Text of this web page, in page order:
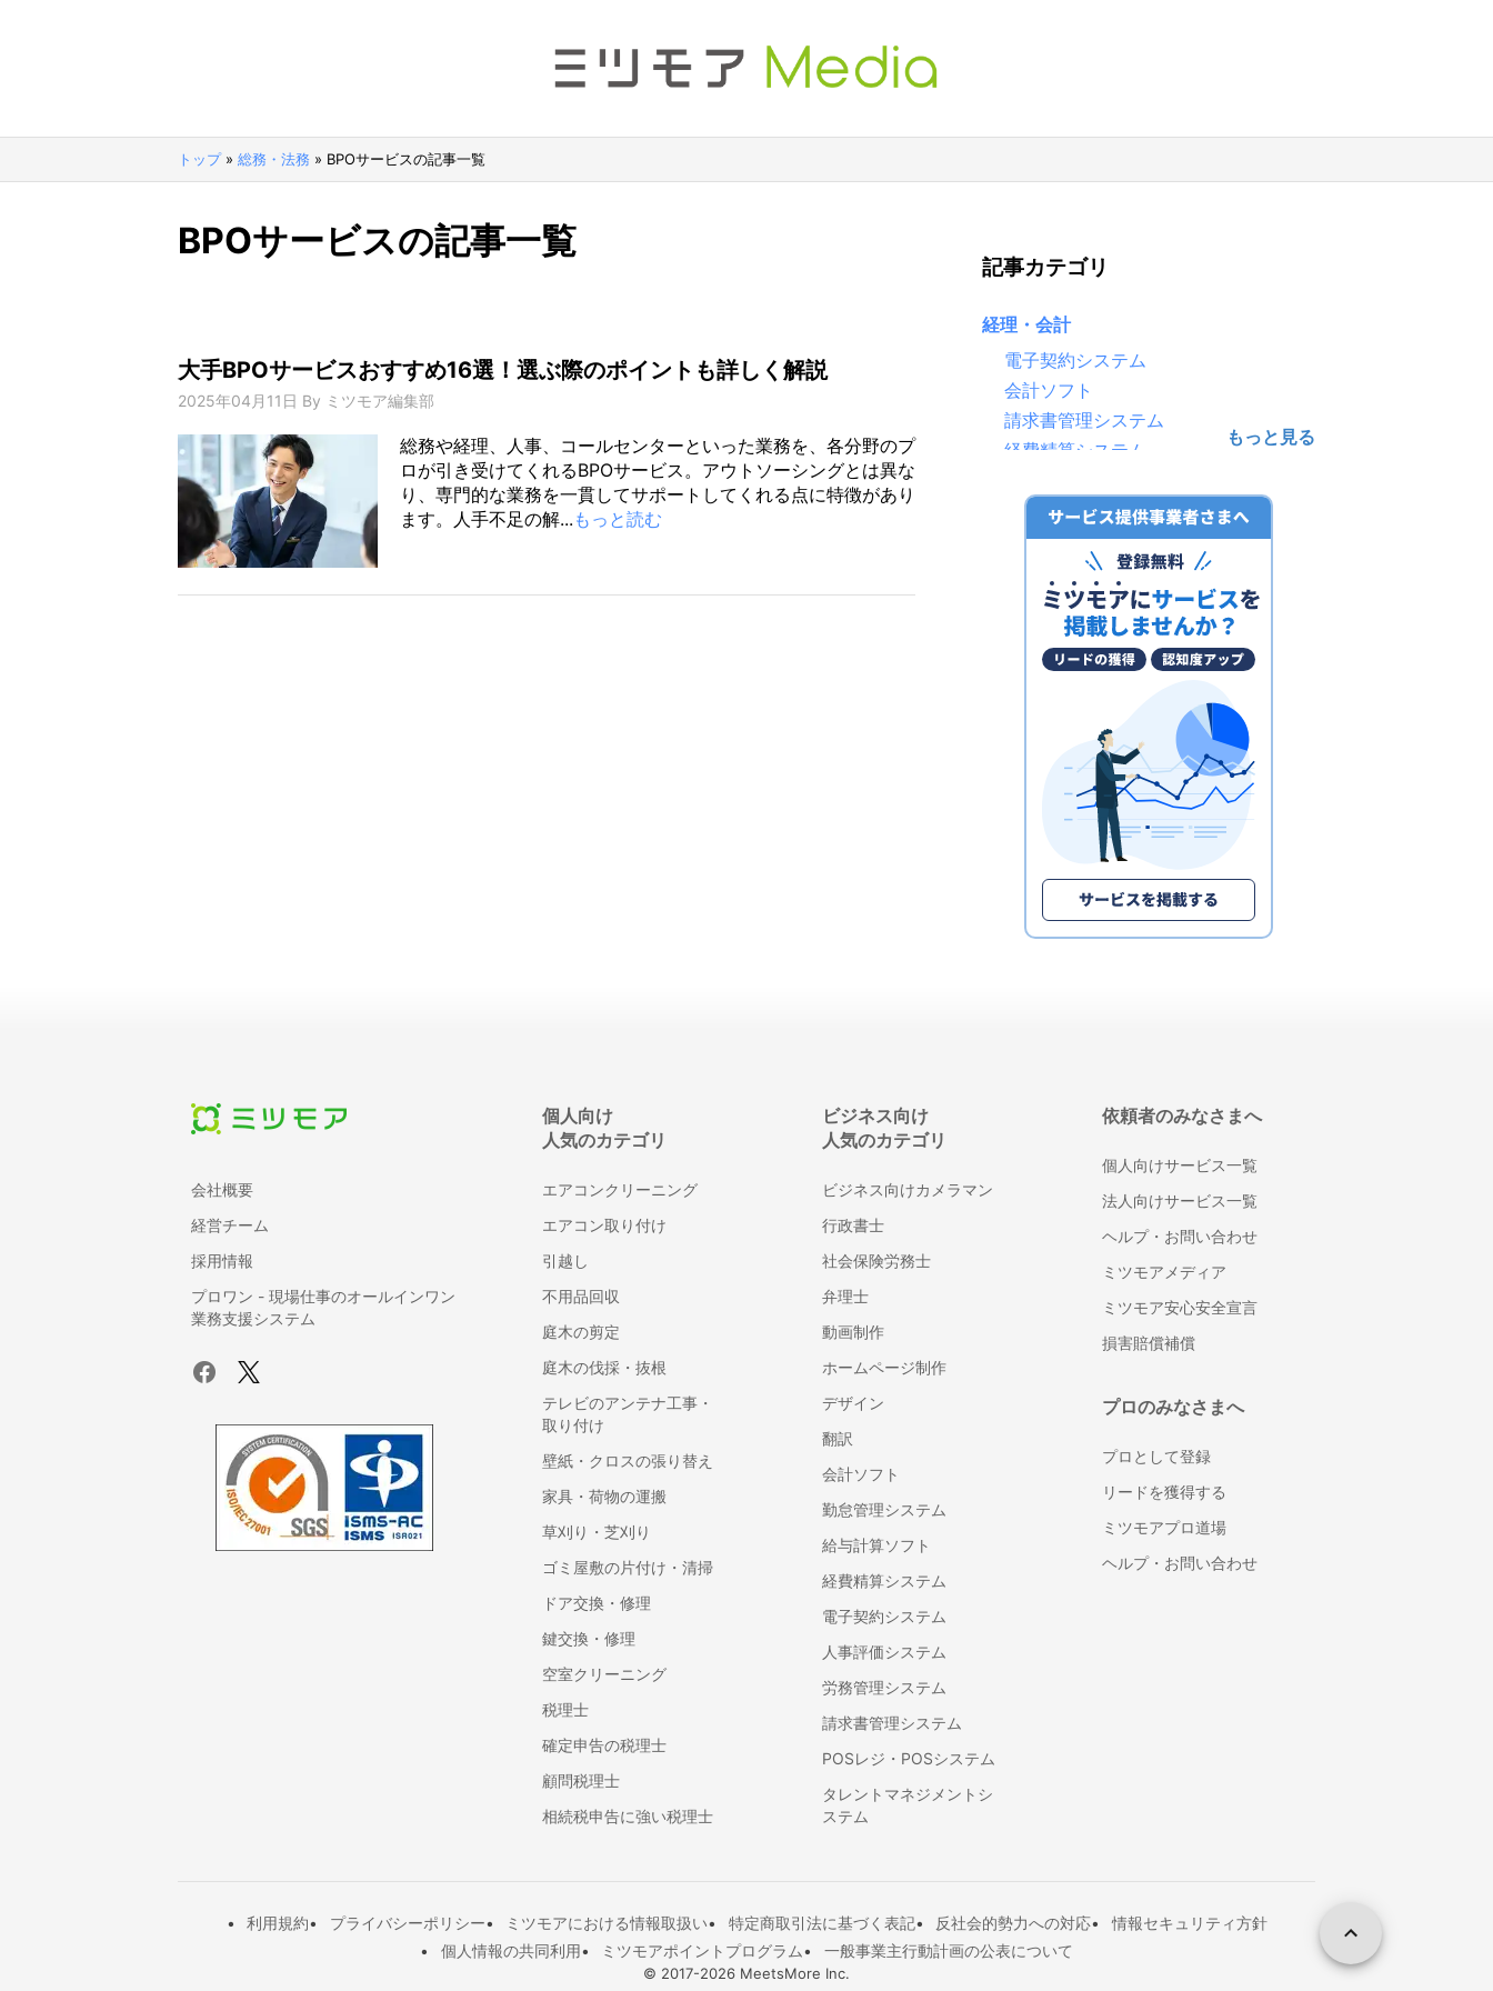
トップ» 総務・法務 » BPOサービスの記事一覧
BPOサービスの記事一覧
大手BPOサービスおすすめ16選！選ぶ際のポイントも詳しく解説
2025年04月11日 By ミツモア編集部
総務や経理、人事、コールセンターといった業務を、各分野のプ
ロが引き受けてくれるBPOサービス。アウトソーシングとは異な
り、専門的な業務を一貫してサポートしてくれる点に特徴があり
ます。人手不足の解... もっと読む
記事カテゴリ
経理・会計
電子契約システム
会計ソフト
請求書管理システム
経費精算システム
電子帳簿保存システム
ファクタリングサービス
予算管理システム
決済代行サービス
固定資産管理システム
経理アウトソーシング(経理代行)
請求書受領システム
見積管理システム
請求書発行システム
不動産向け電子契約システム
補助金申請サポート・代行
労務管理システム
採用管理システム(ATS)
人事評価システム
タレントマネジメントシステム
人事管理システム
健康管理システム
eラーニングシステム
マイナンバー管理システム
安否確認システム
従業員満足度調査ツール
シフト管理システム
顧問紹介サービス
ダイレクトリクルーティング(中途採
会社概要
経営チーム
採用情報
プロワン - 現場仕事のオールインワン
業務支援システム
個人向け
人気のカテゴリ
エアコンクリーニング
エアコン取り付け
引越し
不用品回収
庭木の剪定
庭木の伐採・抜根
テレビのアンテナ工事・
取り付け
壁紙・クロスの張り替え
家具・荷物の運搬
草刈り・芝刈り
ゴミ屋敷の片付け・清掃
ドア交換・修理
鍵交換・修理
空室クリーニング
税理士
確定申告の税理士
顧問税理士
相続税申告に強い税理士
ビジネス向け
人気のカテゴリ
ビジネス向けカメラマン
行政書士
社会保険労務士
弁理士
動画制作
ホームページ制作
デザイン
翻訳
会計ソフト
勤怠管理システム
給与計算ソフト
経費精算システム
電子契約システム
人事評価システム
労務管理システム
請求書管理システム
POSレジ・POSシステム
タレントマネジメントシ
ステム
依頼者のみなさまへ
個人向けサービス一覧
法人向けサービス一覧
ヘルプ・お問い合わせ
ミツモアメディア
ミツモア安心安全宣言
損害賠償補償
プロのみなさまへ
プロとして登録
リードを獲得する
ミツモアプロ道場
ヘルプ・お問い合わせ
利用規約 プライバシーポリシー ミツモアにおける情報取扱い 特定商取引法に基づく表記 反社会的勢力への対応
情報セキュリティ方針
個人情報の共同利用
ミツモアポイントプログラム 一般事業主行動計画の公表について
© 2017-2026 MeetsMore Inc.